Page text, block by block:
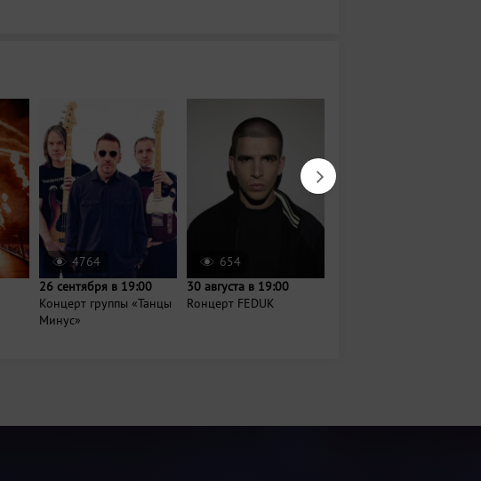
4764
26 сентября в 19:00
Концерт группы «Танцы
Минус»
654
30 августа в 19:00
Rонцерт FEDUK